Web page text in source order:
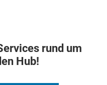
rund um
Hub!